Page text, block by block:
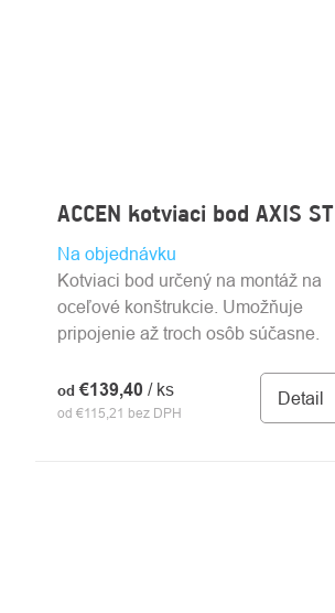
ACCEN kotviaci bod AXIS ST
Na objednávku
od €115,21 bez DPH
od €139,40 / ks Detail
Kotviaci bod určený na montáž na
oceľové konštrukcie. Umožňuje
pripojenie až troch osôb súčasne.